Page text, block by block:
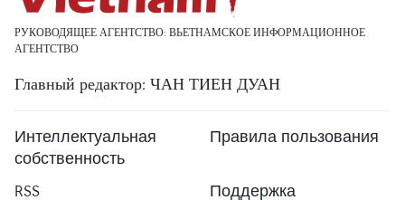
РУКОВОДЯЩЕЕ АГЕНТСТВО: ВЬЕТНАМСКОЕ ИНФОРМАЦИОННОЕ
АГЕНТСТВО
Главный редактор: ЧАН ТИЕН ДУАН
Интеллектуальная
собственность
Правила пользования
RSS Поддержка